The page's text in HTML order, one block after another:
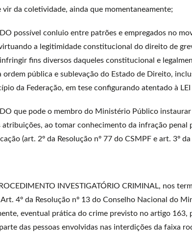
da coletividade, ainda que momentaneamente;
possível conluio entre patrões e empregados no
a legitimidade constitucional do direito de
fins diversos daqueles constitucional e
ordem pública e sublevação do Estado de Direito,
da Federação, em tese configurando atentado à
que pode o membro do Ministério Público
atribuições, ao tomar conhecimento da infração
(art. 2º da Resolução nº 77 do CSMPF e art. 3º
INVESTIGATÓRIO CRIMINAL, nos
4º da Resolução nº 13 do Conselho Nacional do
eventual prática do crime previsto no artigo 163,
das pessoas envolvidas nas interdições da faixa